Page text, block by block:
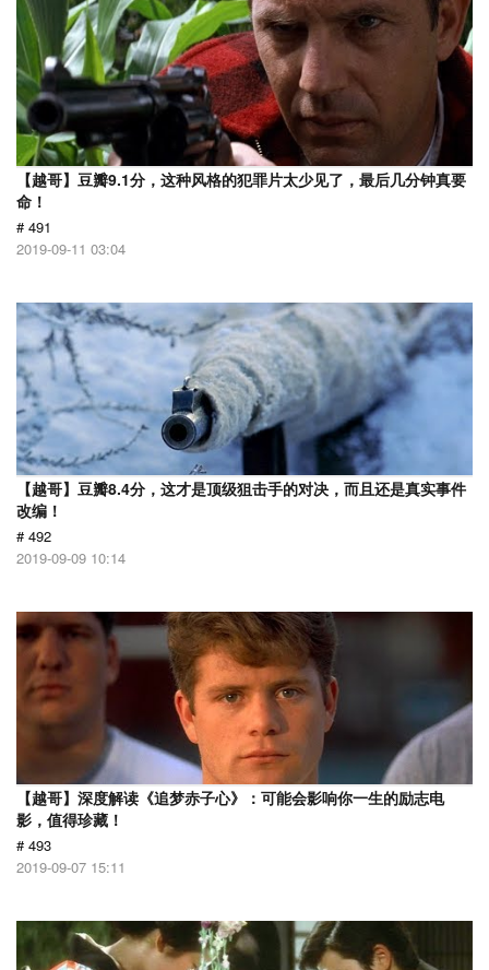
【越哥】豆瓣9.1分，这种风格的犯罪片太少见了，最后几分钟真要
命！
# 491
2019-09-11 03:04
【越哥】豆瓣8.4分，这才是顶级狙击手的对决，而且还是真实事件
改编！
# 492
2019-09-09 10:14
【越哥】深度解读《追梦赤子心》：可能会影响你一生的励志电
影，值得珍藏！
# 493
2019-09-07 15:11